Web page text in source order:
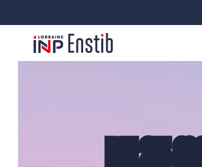
DU 25